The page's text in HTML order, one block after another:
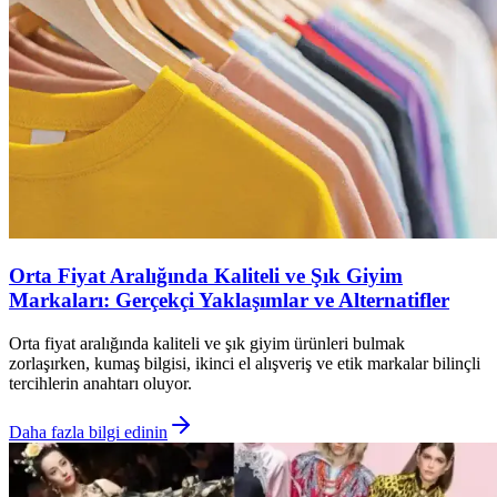
Orta Fiyat Aralığında Kaliteli ve Şık Giyim
Markaları: Gerçekçi Yaklaşımlar ve Alternatifler
Orta fiyat aralığında kaliteli ve şık giyim ürünleri bulmak
zorlaşırken, kumaş bilgisi, ikinci el alışveriş ve etik markalar bilinçli
tercihlerin anahtarı oluyor.
Daha fazla bilgi edinin